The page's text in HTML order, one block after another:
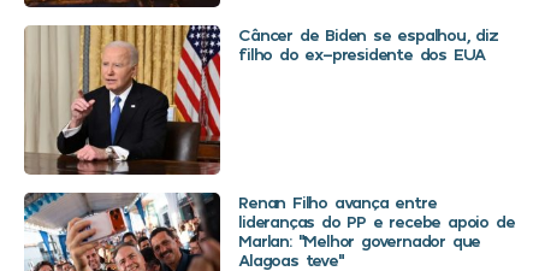
Câncer de Biden se espalhou, diz
filho do ex-presidente dos EUA
Renan Filho avança entre
lideranças do PP e recebe apoio de
Marlan: “Melhor governador que
Alagoas teve”